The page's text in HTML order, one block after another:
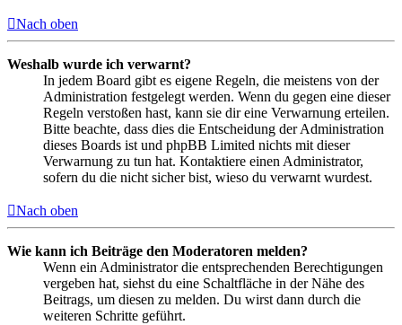
Nach oben
Weshalb wurde ich verwarnt?
In jedem Board gibt es eigene Regeln, die meistens von der
Administration festgelegt werden. Wenn du gegen eine dieser
Regeln verstoßen hast, kann sie dir eine Verwarnung erteilen.
Bitte beachte, dass dies die Entscheidung der Administration
dieses Boards ist und phpBB Limited nichts mit dieser
Verwarnung zu tun hat. Kontaktiere einen Administrator,
sofern du die nicht sicher bist, wieso du verwarnt wurdest.
Nach oben
Wie kann ich Beiträge den Moderatoren melden?
Wenn ein Administrator die entsprechenden Berechtigungen
vergeben hat, siehst du eine Schaltfläche in der Nähe des
Beitrags, um diesen zu melden. Du wirst dann durch die
weiteren Schritte geführt.